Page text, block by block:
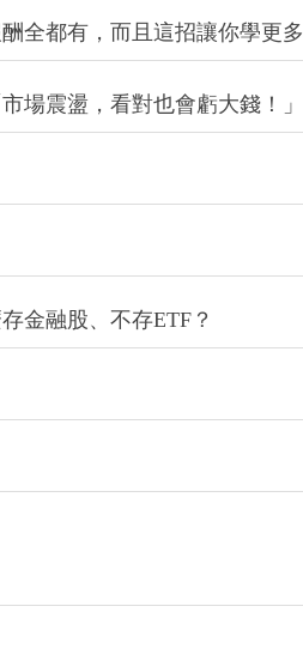
全都有，而且這招讓你學更多
場震盪，看對也會虧大錢！」
金融股、不存ETF？